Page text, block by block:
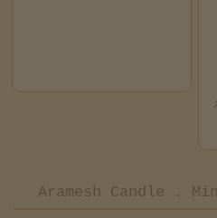
Aramesh Candle .